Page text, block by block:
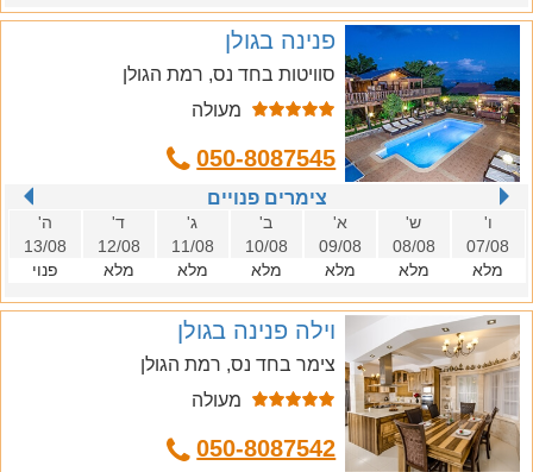
פנינה בגולן
סוויטות בחד נס, רמת הגולן
מעולה
050-8087545
צימרים פנויים
ו'
07/08
מלא
ש'
08/08
מלא
א'
09/08
מלא
ב'
10/08
מלא
ג'
11/08
מלא
ד'
12/08
מלא
ה'
13/08
פנוי
וילה פנינה בגולן
צימר בחד נס, רמת הגולן
מעולה
050-8087542